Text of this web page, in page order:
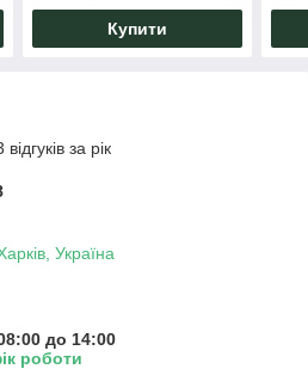
Купити
за рік
Україна
до 14:00
роботи